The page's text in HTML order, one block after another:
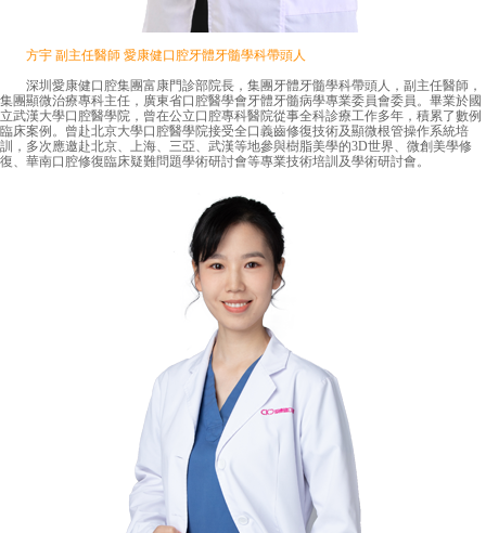
方宇 副主任醫師 愛康健口腔牙體牙髓學科帶頭人
深圳愛康健口腔集團富康門診部院長，集團牙體牙髓學科帶頭人，副主任醫師，
集團顯微治療專科主任，廣東省口腔醫學會牙體牙髓病學專業委員會委員。畢業於國
立武漢大學口腔醫學院，曾在公立口腔專科醫院從事全科診療工作多年，積累了數例
臨床案例。曾赴北京大學口腔醫學院接受全口義齒修復技術及顯微根管操作系統培
訓，多次應邀赴北京、上海、三亞、武漢等地參與樹脂美學的3D世界、微創美學修
復、華南口腔修復臨床疑難問題學術研討會等專業技術培訓及學術研討會。